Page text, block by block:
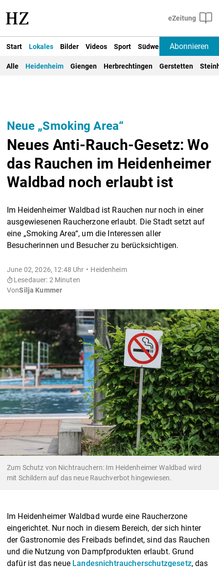
Start Lokales Bilder Videos Sport Südwest Deutschland
Abonnieren
Alle Heidenheim Giengen Herbrechtingen Gerstetten
Neue „Smoking Area“
Neues Anti-Rauch-Gesetz: Wo
das Rauchen im Heidenheimer
Waldbad noch erlaubt ist
Im Heidenheimer Waldbad ist Rauchen nur noch in einer
ausgewiesenen Raucherzone erlaubt. Die Stadt setzt auf
eine „Smoking Area“, um die Interessen aller
Besucherinnen und Besucher zu berücksichtigen.
June 02, 2026, 12:48 Uhr
Heidenheim
Lesedauer: 2 Minuten
VonSilja Kummer
Zum Schutz von Nichtrauchern: Im Heidenheimer Waldbad wird
mit Schildern auf das neue Rauchverbot hingewiesen.
Im Heidenheimer Waldbad wurde eine Raucherzone
eingerichtet. Nur noch in diesem Bereich, der sich hinter
der Gastronomie des Freibads befindet, sind das Rauchen
und die Nutzung von Dampfprodukten erlaubt. Grund
dafür ist das neue Landesnichtraucherschutzgesetz, das